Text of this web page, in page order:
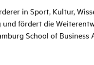
in Sport, Kultur,
fördert die
School of